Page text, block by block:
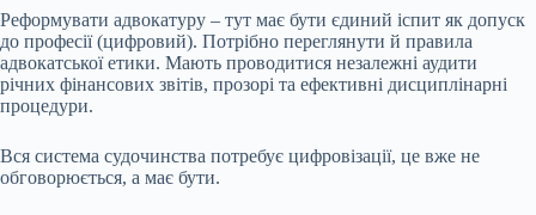
Реформувати адвокатуру – тут має бути єдиний іспит як допуск
до професії (цифровий). Потрібно переглянути й правила
адвокатської етики. Мають проводитися незалежні аудити
річних фінансових звітів, прозорі та ефективні дисциплінарні
процедури.
Вся система судочинства потребує цифровізації, це вже не
обговорюється, а має бути.